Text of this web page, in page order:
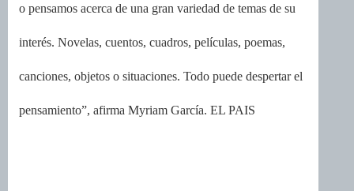
o pensamos acerca de una gran variedad de temas de su
interés. Novelas, cuentos, cuadros, películas, poemas,
canciones, objetos o situaciones. Todo puede despertar el
pensamiento”, afirma Myriam García. EL PAIS